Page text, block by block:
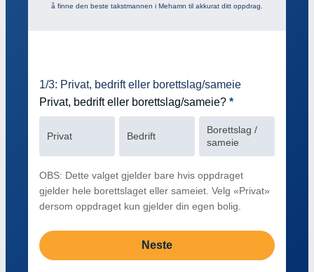
å finne den beste takstmannen i Mehamn til akkurat ditt oppdrag.
innhold
1/3: Privat, bedrift eller borettslag/sameie
Privat, bedrift eller borettslag/sameie? *
Privat Bedrift
Borettslag /
sameie
OBS: Dette valget gjelder bare hvis oppdraget
gjelder hele borettslaget eller sameiet. Velg «Privat»
dersom oppdraget kun gjelder din egen bolig.
Neste